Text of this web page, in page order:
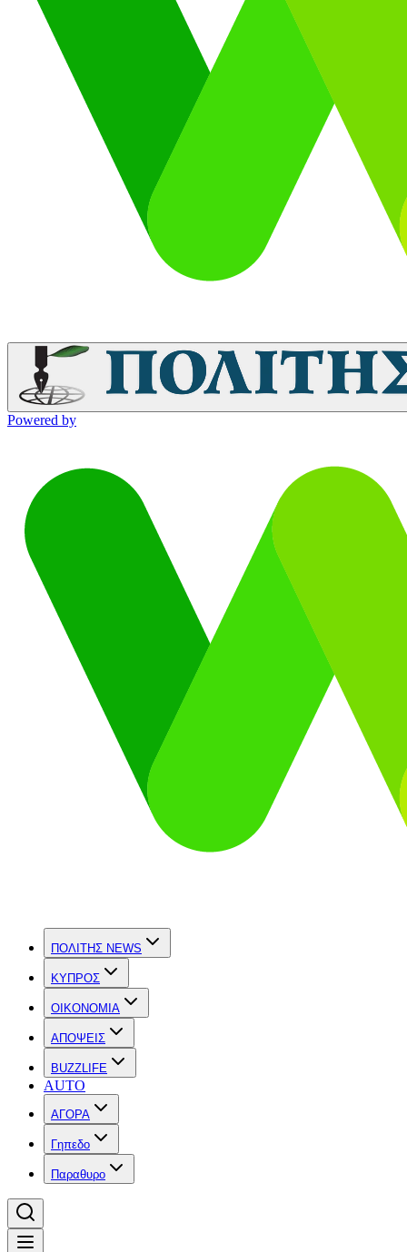
Powered by
ΠΟΛΙΤΗΣ NEWS
ΚΥΠΡΟΣ
OIKONOMIA
ΑΠΟΨΕΙΣ
BUZZLIFE
AUTO
ΑΓΟΡΑ
Γηπεδο
Παραθυρο